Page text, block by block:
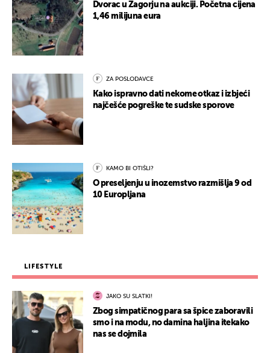
Dvorac u Zagorju na aukciji. Početna cijena
1,46 milijuna eura
ZA POSLODAVCE
Kako ispravno dati nekome otkaz i izbjeći
najčešće pogreške te sudske sporove
KAMO BI OTIŠLI?
O preseljenju u inozemstvo razmišlja 9 od
10 Europljana
LIFESTYLE
JAKO SU SLATKI!
Zbog simpatičnog para sa špice zaboravili
smo i na modu, no damina haljina itekako
nas se dojmila